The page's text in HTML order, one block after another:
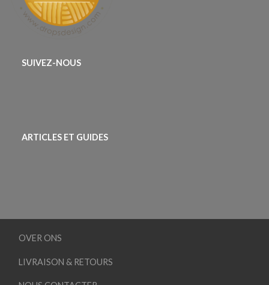
SUIVEZ-NOUS
ARTICLES ET GUIDES
OVER ONS
LIVRAISON & RETOURS